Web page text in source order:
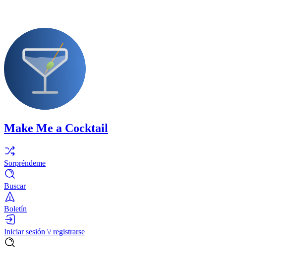
Make Me a Cocktail
Sorpréndeme
Buscar
Boletín
Iniciar sesión \/ registrarse